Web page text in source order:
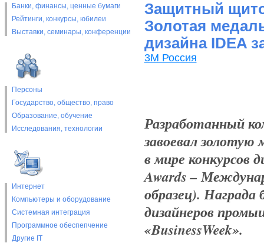
Банки, финансы, ценные бумаги
Рейтинги, конкурсы, юбилеи
Выставки, cеминары, конференции
Персоны
Государство, общество, право
Образование, обучение
Исследования, технологии
Интернет
Компьютеры и оборудование
Системная интеграция
Программное обеспепчение
Другие IT
Защитный
Золотая
дизайна IDEA
3М Россия
Разработанный
завоевал
в мире конкурсов
Awards –
образец).
дизайнеров
«BusinessWeek».